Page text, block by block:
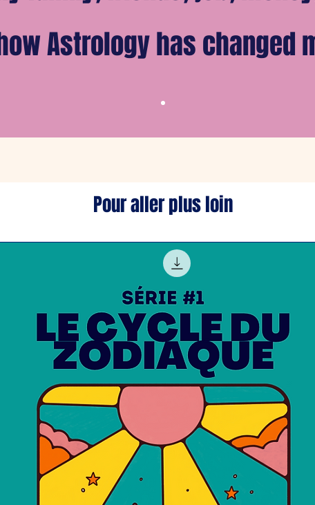
Astrology has changed
Pour aller plus loin